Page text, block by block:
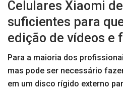
Celulares Xiaomi
suficientes para
edição de vídeos e
Para a maioria dos
mas pode ser necessário
em um disco rígido externo